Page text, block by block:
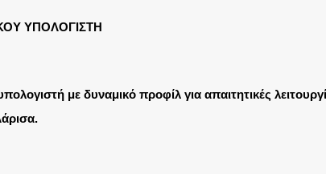
ΥΠΟΛΟΓΙΣΤΗ
με δυναμικό προφίλ για απαιτητικές